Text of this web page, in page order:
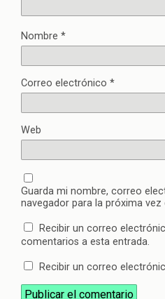
Nombre *
Correo electrónico *
Web
Guarda mi nombre, correo
navegador para la próxima vez
Recibir un correo
comentarios a esta entrada.
Recibir un correo